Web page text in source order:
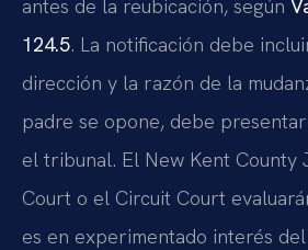
antes de la reubicación, según
124.5. La notificación debe
dirección y la razón de la
padre se opone, debe
el tribunal. El New Kent County
Court o el Circuit Court
es en experimentado interés